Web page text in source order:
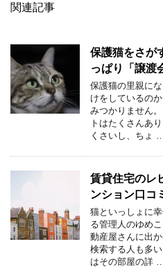
関連記事
保護猫をさが
っぱり「譲渡
保護猫の里親に
けをしているの
みつかりません
トはたくさんあ
くさいし、ちょ
賃貸住宅のレ
ンション口コ
猫といっしょに
る管理人のゆめ
動産屋さんに出
検索する人も多
はその部屋の詳